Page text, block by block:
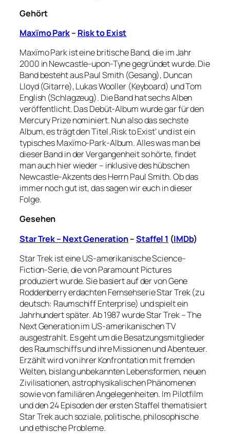
Gehört
Maxïmo Park– Risk to Exist
Maxïmo Park ist eine britische Band, die im Jahr
2000 in Newcastle-upon-Tyne gegründet wurde. Die
Band besteht aus Paul Smith (Gesang), Duncan
Lloyd (Gitarre), Lukas Wooller (Keyboard) und Tom
English (Schlagzeug). Die Band hat sechs Alben
veröffentlicht. Das Debüt-Album wurde gar für den
Mercury Prize nominiert. Nun also das sechste
Album, es trägt den Titel ‚Risk to Exist‘ und ist ein
typisches Maxïmo-Park-Album. Alles was man bei
dieser Band in der Vergangenheit so hörte, findet
man auch hier wieder – inklusive des hübschen
Newcastle-Akzents des Herrn Paul Smith. Ob das
immer noch gut ist, das sagen wir euch in dieser
Folge.
Gesehen
Star Trek – Next Generation–Staffel 1 (IMDb)
Star Trek ist eine US-amerikanische Science-
Fiction-Serie, die von Paramount Pictures
produziert wurde. Sie basiert auf der von Gene
Roddenberry erdachten Fernsehserie Star Trek (zu
deutsch: Raumschiff Enterprise) und spielt ein
Jahrhundert später. Ab 1987 wurde Star Trek – The
Next Generation im US-amerikanischen TV
ausgestrahlt. Es geht um die Besatzungsmitglieder
des Raumschiffs und ihre Missionen und Abenteuer.
Erzählt wird von ihrer Konfrontation mit fremden
Welten, bislang unbekannten Lebensformen, neuen
Zivilisationen, astrophysikalischen Phänomenen
sowie von familiären Angelegenheiten. Im Pilotfilm
und den 24 Episoden der ersten Staffel thematisiert
Star Trek auch soziale, politische, philosophische
und ethische Probleme.